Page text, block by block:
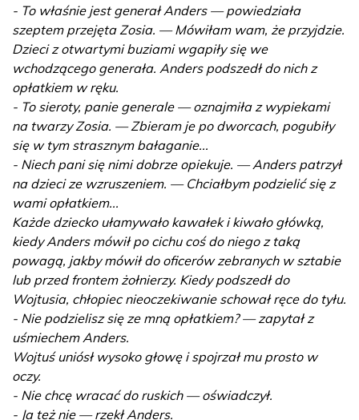
- To właśnie jest generał Anders — powiedziała
szeptem przejęta Zosia. — Mówiłam wam, że przyjdzie.
Dzieci z otwartymi buziami wgapiły się we
wchodzącego generała. Anders podszedł do nich z
opłatkiem w ręku.
- To sieroty, panie generale — oznajmiła z wypiekami
na twarzy Zosia. — Zbieram je po dworcach, pogubiły
się w tym strasznym bałaganie...
- Niech pani się nimi dobrze opiekuje. — Anders patrzył
na dzieci ze wzruszeniem. — Chciałbym podzielić się z
wami opłatkiem...
Każde dziecko ułamywało kawałek i kiwało główką,
kiedy Anders mówił po cichu coś do niego z taką
powagą, jakby mówił do oficerów zebranych w sztabie
lub przed frontem żołnierzy. Kiedy podszedł do
Wojtusia, chłopiec nieoczekiwanie schował ręce do tyłu.
- Nie podzielisz się ze mną opłatkiem? — zapytał z
uśmiechem Anders.
Wojtuś uniósł wysoko głowę i spojrzał mu prosto w
oczy.
- Nie chcę wracać do ruskich — oświadczył.
- Ja też nie — rzekł Anders.